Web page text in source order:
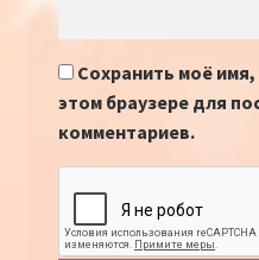
Сохранить моё
этом браузере для
комментариев.